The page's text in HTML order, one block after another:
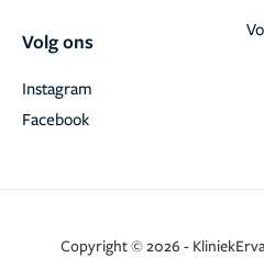
Volg ons
Facebook
Instagram
Copyright © 2026 -